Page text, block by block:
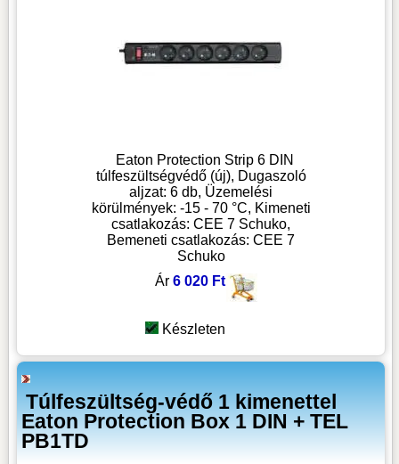
Eaton Protection Strip 6 DIN
túlfeszültségvédő (új), Dugaszoló
aljzat: 6 db, Üzemelési
körülmények: -15 - 70 °C, Kimeneti
csatlakozás: CEE 7 Schuko,
Bemeneti csatlakozás: CEE 7
Schuko
Ár 6 020 Ft
Készleten
Túlfeszültség-védő 1 kimenettel
Eaton Protection Box 1 DIN + TEL
PB1TD